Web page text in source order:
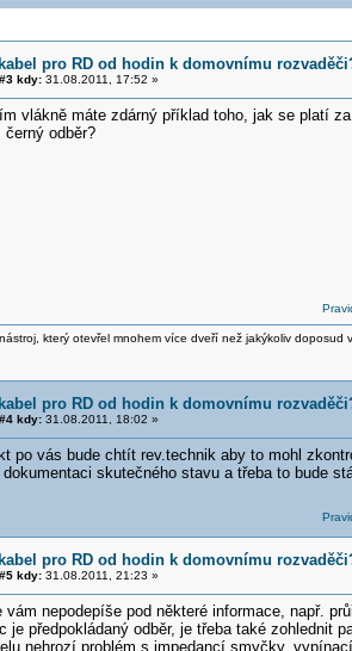
pro RD od hodin k domovnímu
kdy:31.08.2011, 17:52 »
vlákně máte zdárný příklad toho, jak se platí
odběr?
který otevřel mnohem více dveří než jakýkoliv doposud
pro RD od hodin k domovnímu
kdy:31.08.2011, 18:02 »
po vás bude chtít rev.technik aby to mohl
dokumentaci skutečného stavu a třeba to bude
pro RD od hodin k domovnímu
kdy:31.08.2011, 21:23 »
vám nepodepíše pod některé informace, např.
je předpokládaný odběr, je třeba také zohlednit
nehrozí problém s impedancí smyčky,